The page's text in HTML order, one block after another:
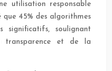
utilisation responsable
que 45% des algorithmes
significatifs, soulignant
transparence et de la